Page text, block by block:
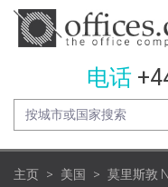
电话
主页 美国 莫里斯敦